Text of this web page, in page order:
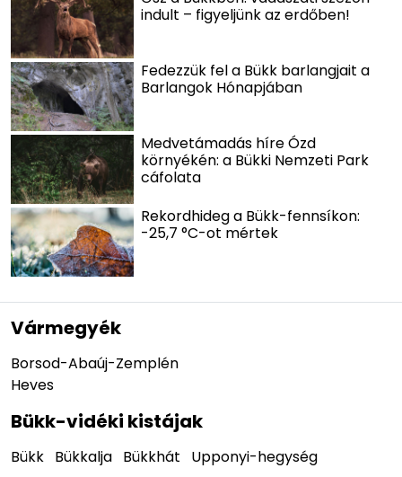
indult – figyeljünk az erdőben!
Fedezzük fel a Bükk barlangjait a
Barlangok Hónapjában
Medvetámadás híre Ózd
környékén: a Bükki Nemzeti Park
cáfolata
Rekordhideg a Bükk-fennsíkon:
-25,7 °C-ot mértek
Vármegyék
Borsod-Abaúj-Zemplén
Heves
Bükk-vidéki kistájak
Bükk Bükkalja Bükkhát Upponyi-hegység